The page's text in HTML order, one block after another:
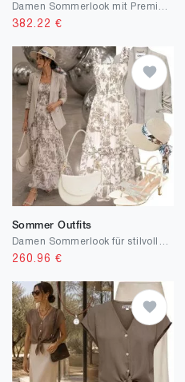
382.22 €
Sommer Outfits
260.96 €